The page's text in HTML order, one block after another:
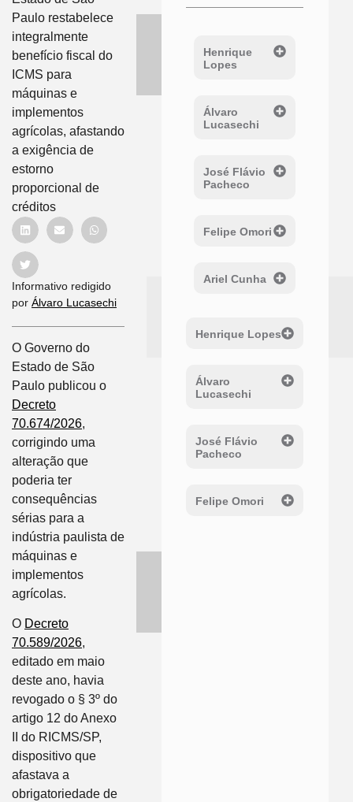
Paulo restabelece
integralmente
benefício fiscal do
ICMS para
máquinas e
implementos
agrícolas, afastando
a exigência de
estorno
proporcional de
créditos
Informativo redigido
por Álvaro Lucasechi
O Governo do
Estado de São
Paulo publicou o
Decreto
70.674/2026,
corrigindo uma
alteração que
poderia ter
consequências
sérias para a
indústria paulista de
máquinas e
implementos
agrícolas.
O Decreto
70.589/2026,
editado em maio
deste ano, havia
revogado o § 3º do
artigo 12 do Anexo
II do RICMS/SP,
dispositivo que
afastava a
obrigatoriedade de
Henrique
Lopes
Álvaro
Lucasechi
José Flávio
Pacheco
Felipe Omori
Ariel Cunha
Henrique Lopes
Álvaro
Lucasechi
José Flávio
Pacheco
Felipe Omori